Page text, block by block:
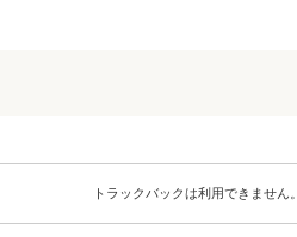
トラックバックは利用できません。